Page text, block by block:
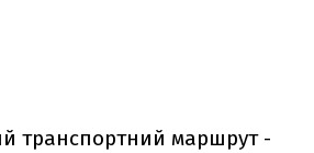
транспортний маршрут -